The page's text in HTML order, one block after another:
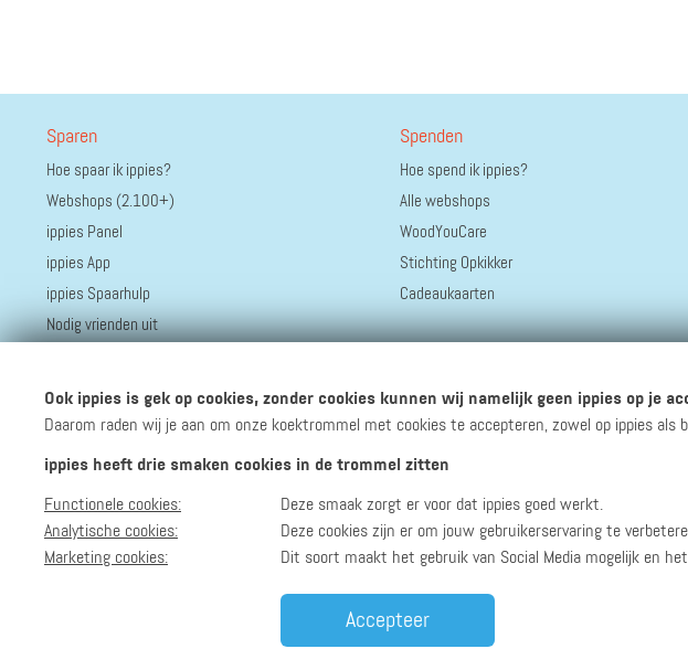
Sparen
Hoe spaar ik ippies?
Webshops (2.100+)
ippies Panel
ippies App
ippies Spaarhulp
Nodig vrienden uit
Spenden
Hoe spend ik ippies?
Alle webshops
WoodYouCare
Stichting Opkikker
Cadeaukaarten
Volg ippies Blijf op de hoogte van het groeiende aantal winkels, winacties en andere updates!
Ook ippies is gek op cookies, zonder cookies kunnen wij namelijk geen ippies op je
Daarom raden wij je aan om onze koektrommel met cookies te accepteren, zowel op ippies als
ippies heeft drie smaken cookies in de trommel zitten
Functionele cookies:
Deze smaak zorgt er voor dat ippies goed werkt.
Analytische cookies:
Deze cookies zijn er om jouw gebruikerservaring te
Marketing cookies:
Dit soort maakt het gebruik van Social Media mogelijk en
Accepteer